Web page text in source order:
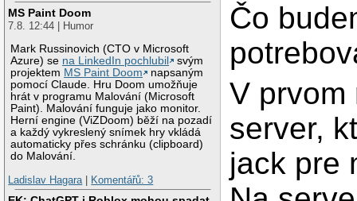
MS Paint Doom
7.8. 12:44 | Humor
Mark Russinovich (CTO v Microsoft
Azure) se na LinkedIn pochlubil
svým
projektem MS Paint Doom
napsaným
pomocí Claude. Hru Doom umožňuje
hrát v programu Malování (Microsoft
Paint). Malování funguje jako monitor.
Herní engine (ViZDoom) běží na pozadí
a každý vykreslený snímek hry vkládá
automaticky přes schránku (clipboard)
do Malování.
Ladislav Hagara | Komentářů: 3
Čo
V prvom
server,
jack pre